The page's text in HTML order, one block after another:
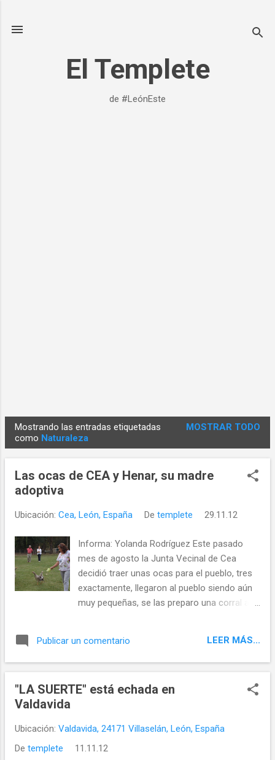
El Templete
de #LeónEste
n
Mostrando las entradas etiquetadas
como Naturaleza
MOSTRAR TODO
Las ocas de CEA y Henar, su madre
adoptiva
Ubicación: Cea, León, España De templete 29.11.12
Informa: Yolanda Rodríguez Este pasado
mes de agosto la Junta Vecinal de Cea
decidió traer unas ocas para el pueblo, tres
exactamente, llegaron al pueblo siendo aún
muy pequeñas, se las preparo una corral a la
un poco.
Publicar un comentario LEER MÁS...
"LA SUERTE" está echada en
Valdavida
Ubicación: Valdavida, 24171 Villaselán, León, España
De templete 11.11.12